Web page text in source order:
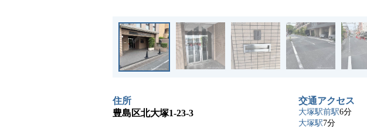
住所
豊島区北大塚1-23-3
交通アクセス
大塚駅前駅6分
大塚駅7分